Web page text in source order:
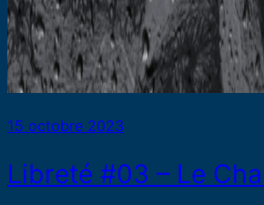
15 octobre 2023
Libreté #03 – Le